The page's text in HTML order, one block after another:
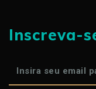
Inscreva-